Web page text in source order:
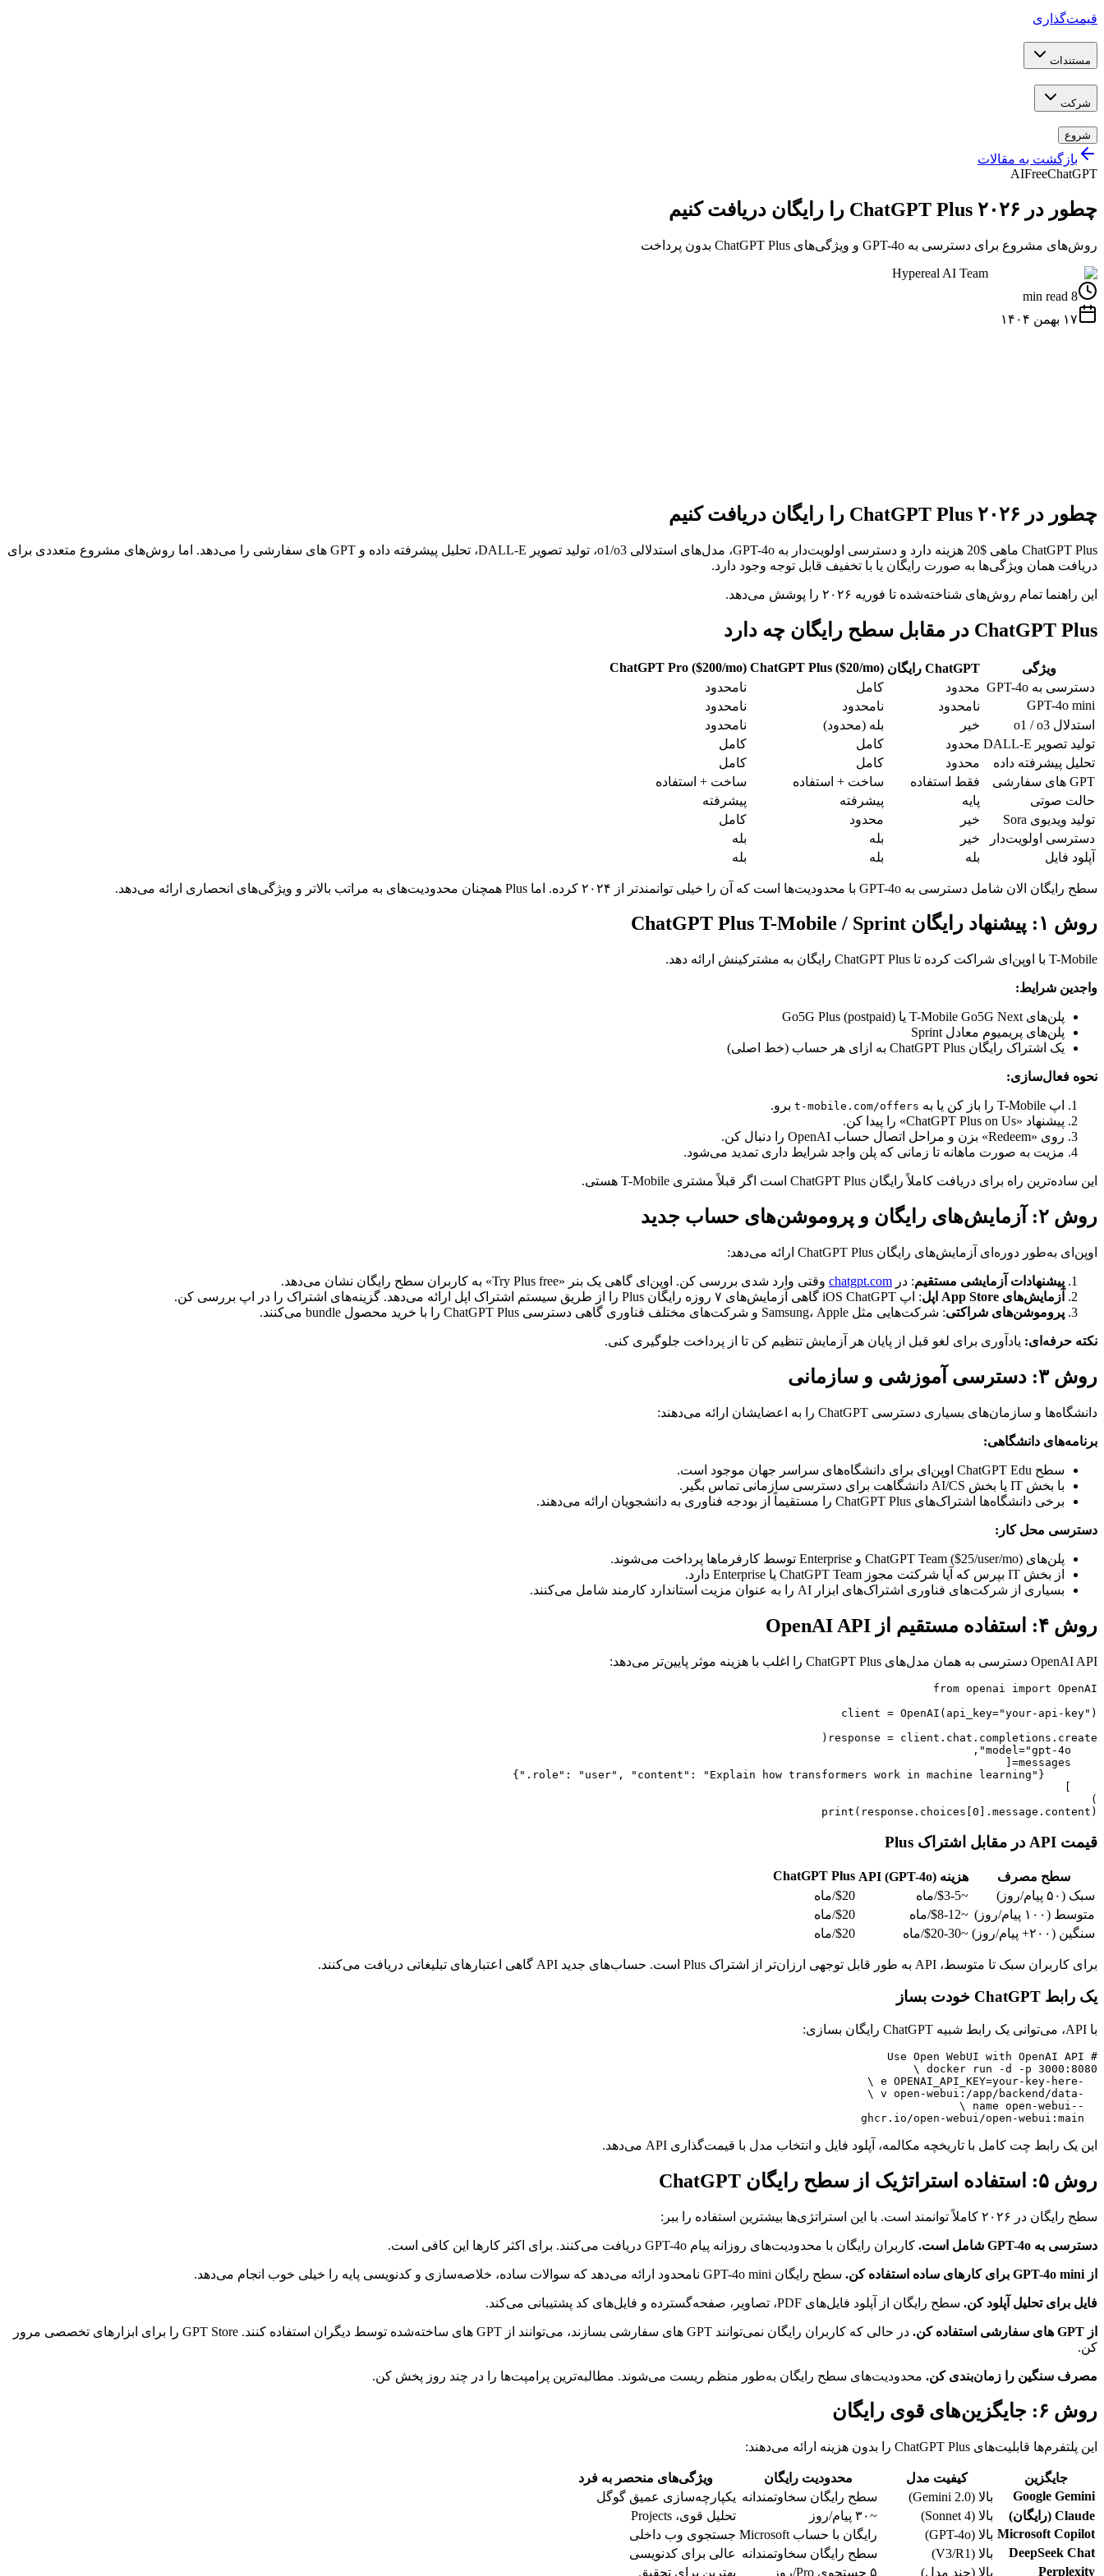
قیمت‌گذاری
مستندات
شرکت
شروع
بازگشت به مقالات
AIFreeChatGPT
چطور در ۲۰۲۶ ChatGPT Plus را رایگان دریافت کنیم
روش‌های مشروع برای دسترسی به GPT-4o و ویژگی‌های ChatGPT Plus بدون پرداخت
Hypereal AI Team
8 min read
۱۷ بهمن ۱۴۰۴
چطور در ۲۰۲۶ ChatGPT Plus را رایگان دریافت کنیم
ChatGPT Plus ماهی $20 هزینه دارد و دسترسی اولویت‌دار به GPT-4o، مدل‌های استدلالی o1/o3، تولید تصویر DALL-E، تحلیل پیشرفته داده و GPT های سفارشی را می‌دهد. اما روش‌های مشروع متعددی برای
دریافت همان ویژگی‌ها به صورت رایگان یا با تخفیف قابل توجه وجود دارد.
این راهنما تمام روش‌های شناخته‌شده تا فوریه ۲۰۲۶ را پوشش می‌دهد.
ChatGPT Plus در مقابل سطح رایگان چه دارد
ویژگی ChatGPT رایگان ChatGPT Plus ($20/mo)
ChatGPT Pro ($200/mo)
دسترسی به GPT-4o
محدود کامل
نامحدود
GPT-4o mini
نامحدود نامحدود
نامحدود
استدلال o1 / o3
خیر بله (محدود)
نامحدود
تولید تصویر DALL-E
محدود کامل
کامل
تحلیل پیشرفته داده
محدود کامل
کامل
GPT های سفارشی
فقط استفاده ساخت + استفاده
ساخت + استفاده
حالت صوتی
پایه پیشرفته
پیشرفته
تولید ویدیوی Sora
خیر محدود
کامل
دسترسی اولویت‌دار
خیر بله
بله
آپلود فایل
بله بله بله
سطح رایگان الان شامل دسترسی به GPT-4o با محدودیت‌ها است که آن را خیلی توانمندتر از ۲۰۲۴ کرده. اما Plus همچنان محدودیت‌های به مراتب بالاتر و ویژگی‌های انحصاری ارائه می‌دهد.
روش ۱: پیشنهاد رایگان ChatGPT Plus T-Mobile / Sprint
T-Mobile با اوپن‌ای شراکت کرده تا ChatGPT Plus رایگان به مشترکینش ارائه دهد.
واجدین شرایط:
پلن‌های T-Mobile Go5G Next یا Go5G Plus (postpaid)
پلن‌های پریمیوم معادل Sprint
یک اشتراک رایگان ChatGPT Plus به ازای هر حساب (خط اصلی)
نحوه فعال‌سازی:
اپ T-Mobile را باز کن یا به t-mobile.com/offers برو.
پیشنهاد «ChatGPT Plus on Us» را پیدا کن.
روی «Redeem» بزن و مراحل اتصال حساب OpenAI را دنبال کن.
مزیت به صورت ماهانه تا زمانی که پلن واجد شرایط داری تمدید می‌شود.
این ساده‌ترین راه برای دریافت کاملاً رایگان ChatGPT Plus است اگر قبلاً مشتری T-Mobile هستی.
روش ۲: آزمایش‌های رایگان و پروموشن‌های حساب جدید
اوپن‌ای به‌طور دوره‌ای آزمایش‌های رایگان ChatGPT Plus ارائه می‌دهد:
پیشنهادات آزمایشی مستقیم: در chatgpt.com وقتی وارد شدی بررسی کن. اوپن‌ای گاهی یک بنر «Try Plus free» به کاربران سطح رایگان نشان می‌دهد.
آزمایش‌های App Store اپل
: اپ iOS ChatGPT گاهی آزمایش‌های ۷ روزه رایگان Plus را از طریق سیستم اشتراک اپل ارائه می‌دهد. گزینه‌های اشتراک را در اپ بررسی کن.
پروموشن‌های شراکتی: شرکت‌هایی مثل Samsung، Apple و شرکت‌های مختلف فناوری گاهی دسترسی ChatGPT Plus را با خرید محصول bundle می‌کنند.
نکته حرفه‌ای: یادآوری برای لغو قبل از پایان هر آزمایش تنظیم کن تا از پرداخت جلوگیری کنی.
روش ۳: دسترسی آموزشی و سازمانی
دانشگاه‌ها و سازمان‌های بسیاری دسترسی ChatGPT را به اعضایشان ارائه می‌دهند:
برنامه‌های دانشگاهی:
سطح ChatGPT Edu اوپن‌ای برای دانشگاه‌های سراسر جهان موجود است.
با بخش IT یا بخش AI/CS دانشگاهت برای دسترسی سازمانی تماس بگیر.
برخی دانشگاه‌ها اشتراک‌های ChatGPT Plus را مستقیماً از بودجه فناوری به دانشجویان ارائه می‌دهند.
دسترسی محل کار:
پلن‌های ChatGPT Team ($25/user/mo) و Enterprise توسط کارفرماها پرداخت می‌شوند.
از بخش IT بپرس که آیا شرکتت مجوز ChatGPT Team یا Enterprise دارد.
بسیاری از شرکت‌های فناوری اشتراک‌های ابزار AI را به عنوان مزیت استاندارد کارمند شامل می‌کنند.
روش ۴: استفاده مستقیم از OpenAI API
OpenAI API دسترسی به همان مدل‌های ChatGPT Plus را اغلب با هزینه موثر پایین‌تر می‌دهد:
print(response.choices[0].message.content)
قیمت API در مقابل اشتراک Plus
سطح مصرف هزینه API (GPT-4o)
ChatGPT Plus
سبک (۵۰ پیام/روز)
~$3-5/ماه
$20/ماه
متوسط (۱۰۰ پیام/روز)
~$8-12/ماه
$20/ماه
سنگین (۲۰۰+ پیام/روز)
~$20-30/ماه $20/ماه
برای کاربران سبک تا متوسط، API به طور قابل توجهی ارزان‌تر از اشتراک Plus است. حساب‌های جدید API گاهی اعتبارهای تبلیغاتی دریافت می‌کنند.
یک رابط ChatGPT خودت بساز
با API، می‌توانی یک رابط شبیه ChatGPT رایگان بسازی:
این یک رابط چت کامل با تاریخچه مکالمه، آپلود فایل و انتخاب مدل با قیمت‌گذاری API می‌دهد.
روش ۵: استفاده استراتژیک از سطح رایگان ChatGPT
سطح رایگان در ۲۰۲۶ کاملاً توانمند است. با این استراتژی‌ها بیشترین استفاده را ببر:
دسترسی به GPT-4o شامل است. کاربران رایگان با محدودیت‌های روزانه پیام GPT-4o دریافت می‌کنند. برای اکثر کارها این کافی است.
از GPT-4o mini برای کارهای ساده استفاده کن. سطح رایگان GPT-4o mini نامحدود ارائه می‌دهد که سوالات ساده، خلاصه‌سازی و کدنویسی پایه را خیلی خوب انجام می‌دهد.
فایل برای تحلیل آپلود کن. سطح رایگان از آپلود فایل‌های PDF، تصاویر، صفحه‌گسترده و فایل‌های کد پشتیبانی می‌کند.
از GPT های سفارشی استفاده کن.
در حالی که کاربران رایگان نمی‌توانند GPT های سفارشی بسازند، می‌توانند از GPT های ساخته‌شده توسط دیگران استفاده کنند. GPT Store را برای ابزارهای تخصصی مرور
کن.
مصرف سنگین را زمان‌بندی کن. محدودیت‌های سطح رایگان به‌طور منظم ریست می‌شوند. مطالبه‌ترین پرامپت‌ها را در چند روز پخش کن.
روش ۶: جایگزین‌های قوی رایگان
این پلتفرم‌ها قابلیت‌های ChatGPT Plus را بدون هزینه ارائه می‌دهند:
جایگزین کیفیت مدل محدودیت رایگان
ویژگی‌های منحصر به فرد
Google Gemini
بالا (Gemini 2.0) سطح رایگان سخاوتمندانه یکپارچه‌سازی عمیق گوگل
Claude (رایگان)
بالا (Sonnet 4) ~۳۰ پیام/روز
تحلیل قوی، Projects
Microsoft Copilot بالا (GPT-4o) رایگان با حساب Microsoft
جستجوی وب داخلی
DeepSeek Chat
بالا (V3/R1) سطح رایگان سخاوتمندانه عالی برای کدنویسی
Perplexity
بالا (چند مدل) ۵ جستجوی Pro/روز بهترین برای تحقیق